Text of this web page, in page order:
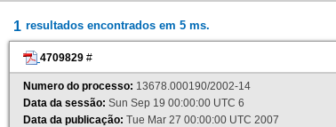
1 resultados encontrados em 5 ms.
4709829 #
Numero do processo: 13678.000190/2002-14
Data da sessão: Sun Sep 19 00:00:00 UTC 6
Data da publicação: Tue Mar 27 00:00:00 UTC 2007